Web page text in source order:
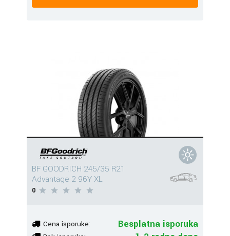
BF GOODRICH 245/35 R21
Advantage 2 96Y XL
0
Cena isporuke: Besplatna isporuka